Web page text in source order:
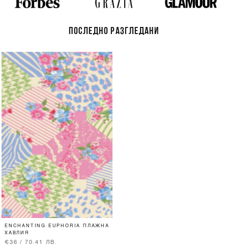
ПОСЛЕДНО РАЗГЛЕДАНИ
ENCHANTING EUPHORIA ПЛАЖНА
ХАВЛИЯ
€36 / 70.41 ЛВ.